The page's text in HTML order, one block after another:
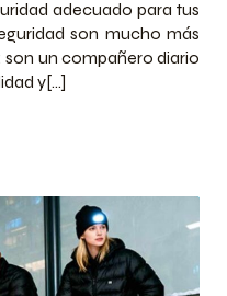
adecuado para tus
son mucho más
un compañero diario
y[...]